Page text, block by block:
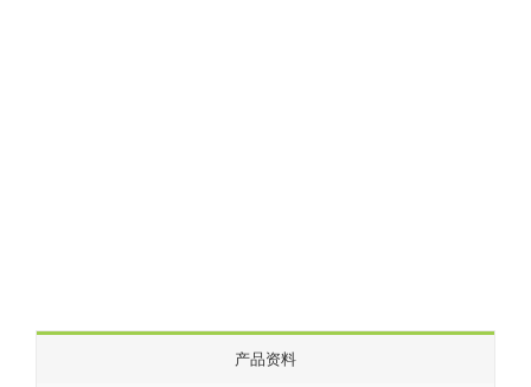
产品资料